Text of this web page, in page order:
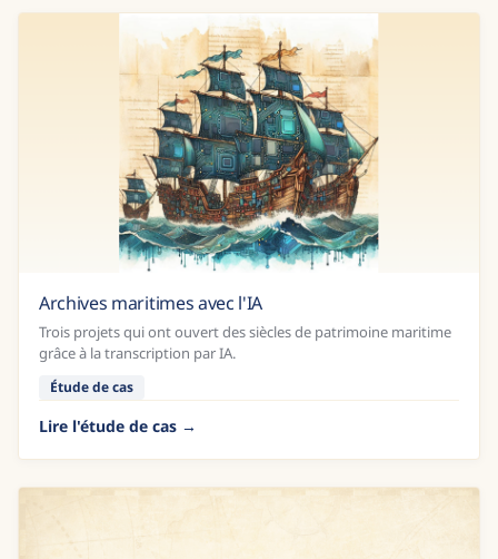
Archives maritimes avec l'IA
Trois projets qui ont ouvert des siècles de patrimoine maritime
grâce à la transcription par IA.
Étude de cas
Lire l'étude de cas